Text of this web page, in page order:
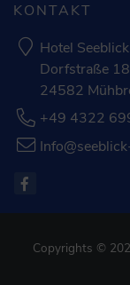
KONTAKT
Hotel
Dorfstraße 18
24582
+49 4322
Copyrights ©